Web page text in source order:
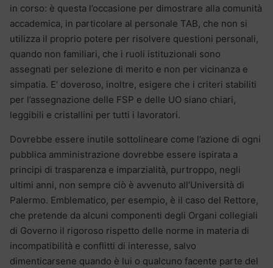
in corso: è questa l’occasione per dimostrare alla comunità
accademica, in particolare al personale TAB, che non si
utilizza il proprio potere per risolvere questioni personali,
quando non familiari, che i ruoli istituzionali sono
assegnati per selezione di merito e non per vicinanza e
simpatia. E’ doveroso, inoltre, esigere che i criteri stabiliti
per l’assegnazione delle FSP e delle UO siano chiari,
leggibili e cristallini per tutti i lavoratori.
Dovrebbe essere inutile sottolineare come l’azione di ogni
pubblica amministrazione dovrebbe essere ispirata a
principi di trasparenza e imparzialità, purtroppo, negli
ultimi anni, non sempre ciò è avvenuto all’Università di
Palermo. Emblematico, per esempio, è il caso del Rettore,
che pretende da alcuni componenti degli Organi collegiali
di Governo il rigoroso rispetto delle norme in materia di
incompatibilità e conflitti di interesse, salvo
dimenticarsene quando è lui o qualcuno facente parte del